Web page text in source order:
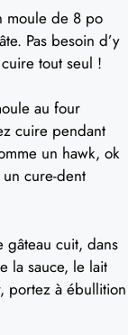
moule de 8 po
Pas besoin d’y
tout seul !
au four
cuire pendant
un hawk, ok
cure-dent
gâteau cuit, dans
la sauce, le lait
portez à ébullition